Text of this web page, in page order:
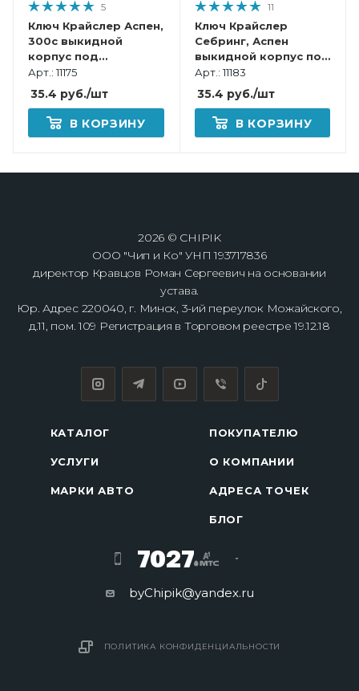
5
Ключ Крайслер Аспен,
300c выкидной
корпус под
переделку
Арт.: 11175
35.4 руб./шт
В КОРЗИНУ
11
Ключ Крайслер
Себринг, Аспен
выкидной корпус под
переделку
Арт.: 11183
35.4 руб./шт
В КОРЗИНУ
2026 © CHIPIK
ООО "Чип и Ко" УНП 193717836
директор Кравцов Роман Сергеевич на основании
устава.
Юр. Адрес 220040, г. Минск, 3-ий переулок Можайского,
д.11, пом. 109 Регистрация в Торговом реестре 19.12.18
КАТАЛОГ
УСЛУГИ
МАРКИ АВТО
ПОКУПАТЕЛЮ
О КОМПАНИИ
АДРЕСА ТОЧЕК
БЛОГ
7027
byChipik@yandex.ru
ПОЛИТИКА КОНФИДЕНЦИАЛЬНОСТИ